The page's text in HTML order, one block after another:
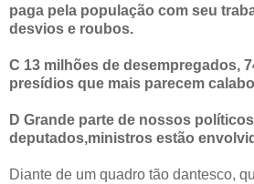
paga pela população com seu
desvios e roubos.
C 13 milhões de desempregados,
presídios que mais parecem
D Grande parte de nossos
deputados,ministros estão
Diante de um quadro tão dantesco,